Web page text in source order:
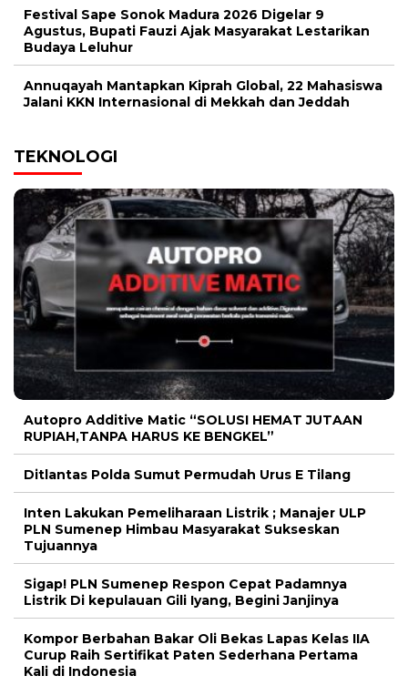
Festival Sape Sonok Madura 2026 Digelar 9
Agustus, Bupati Fauzi Ajak Masyarakat Lestarikan
Budaya Leluhur
Annuqayah Mantapkan Kiprah Global, 22 Mahasiswa
Jalani KKN Internasional di Mekkah dan Jeddah
TEKNOLOGI
Autopro Additive Matic “SOLUSI HEMAT JUTAAN
RUPIAH,TANPA HARUS KE BENGKEL”
Ditlantas Polda Sumut Permudah Urus E Tilang
Inten Lakukan Pemeliharaan Listrik ; Manajer ULP
PLN Sumenep Himbau Masyarakat Sukseskan
Tujuannya
Sigap! PLN Sumenep Respon Cepat Padamnya
Listrik Di kepulauan Gili Iyang, Begini Janjinya
Kompor Berbahan Bakar Oli Bekas Lapas Kelas IIA
Curup Raih Sertifikat Paten Sederhana Pertama
Kali di Indonesia